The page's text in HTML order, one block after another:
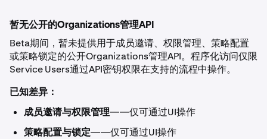
暂无公开的Organizations管理API
Beta期间，暂未提供用于成员邀请、权限管理、策略配置
或策略锁定的公开Organizations管理API。程序化访问仅限
Service Users通过API密钥权限在支持的流程中操作。
已知差异：
成员邀请与权限管理——仅可通过UI操作
策略配置与锁定——仅可通过UI操作